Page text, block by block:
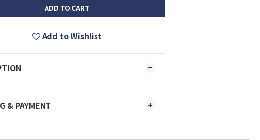
ADD TO CART
Add to Wishlist
& PAYMENT